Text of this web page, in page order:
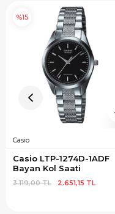
Casio
Casio LTP-1274D-1ADF
Bayan Kol Saati
2.651,15 TL
3.119,00 TL
%15